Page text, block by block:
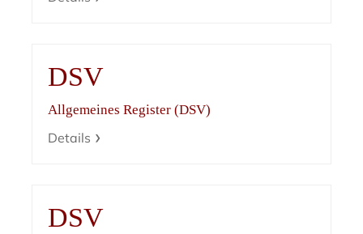
DSV
Allgemeines Register (DSV)
Details
DSV